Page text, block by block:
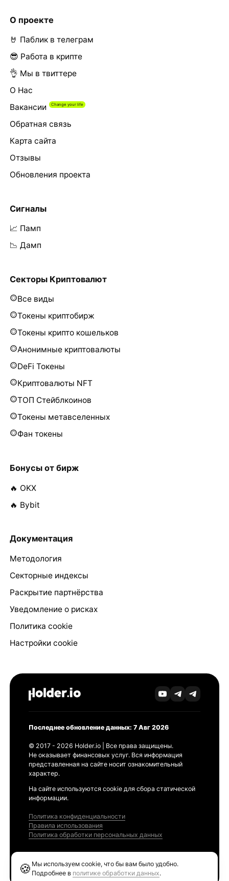
О проекте
🤘 Паблик в телеграм
😎 Работа в крипте
👌 Мы в твиттере
О Нас
Вакансии
Обратная связь
Карта сайта
Отзывы
Обновления проекта
Сигналы
📈 Памп
📉 Дамп
Секторы Криптовалют
Все виды
Токены криптобирж
Токены крипто кошельков
Анонимные криптовалюты
DeFi Токены
Криптовалюты NFT
ТОП Стейблкоинов
Токены метавселенных
Фан токены
Бонусы от бирж
🔥 OKX
🔥 Bybit
Документация
Методология
Секторные индексы
Раскрытие партнёрства
Уведомление о рисках
Политика cookie
Настройки cookie
Последнее обновление данных: 7 Авг 2026
© 2017 - 2026 Holder.io | Все права защищены.
Не оказывает финансовых услуг. Вся информация
представленная на сайте носит ознакомительный
характер.
На сайте используются cookie для сбора статической
информации.
Политика конфиденциальности
Правила использования
Политика обработки персональных данных
🍪 Мы используем cookie, что бы вам было удобно.
Подробнее в политике обработки данных.
Ethereum GAS Tracker